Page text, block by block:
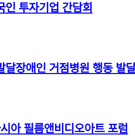
인 투자기업 간담회
달장애인 거점병원 행동 발
아 필름앤비디오아트 포럼